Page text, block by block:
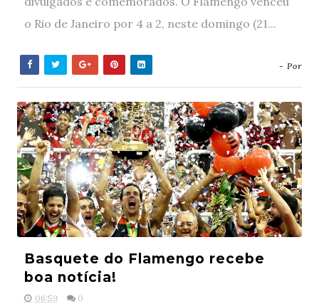
o Rio de Janeiro por 4 a 2, neste domingo (21...
- Por
Basquete do Flamengo recebe
boa notícia!
06:59 0